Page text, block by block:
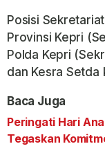
Posisi
Provinsi Kepri
Polda Kepri
dan Kesra Setda
Baca Juga
Peringati Hari
Tegaskan